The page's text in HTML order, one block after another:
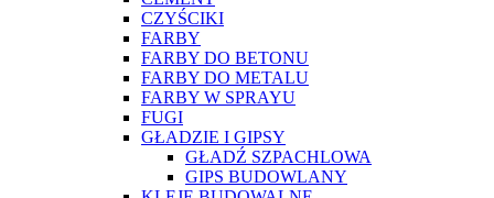
CZYŚCIKI
FARBY
FARBY DO BETONU
FARBY DO METALU
FARBY W SPRAYU
FUGI
GŁADZIE I GIPSY
GŁADŹ SZPACHLOWA
GIPS BUDOWLANY